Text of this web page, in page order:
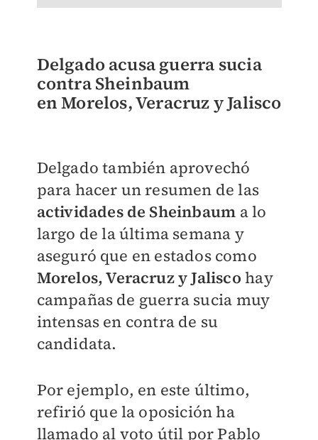
Delgado acusa guerra sucia
contra Sheinbaum
enMorelos, Veracruz y Jalisco
Delgado también aprovechó
para hacer un resumen de las
actividades de Sheinbaum a lo
largo de la última semana y
aseguró que en estados como
Morelos, Veracruz y Jaliscohay
campañas de guerra sucia muy
intensas en contra de su
candidata.
Por ejemplo, en este último,
refirió que la oposición ha
llamado al voto útil por Pablo